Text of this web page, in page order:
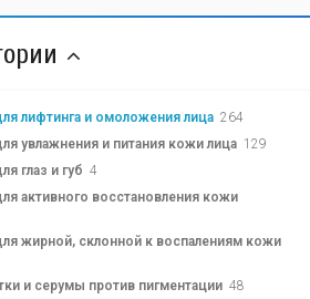
лифтинга и омоложения лица 264
увлажнения и питания кожи лица 129
глаз и губ 4
активного восстановления кожи
жирной, склонной к воспалениям кожи
и серумы против пигментации 48